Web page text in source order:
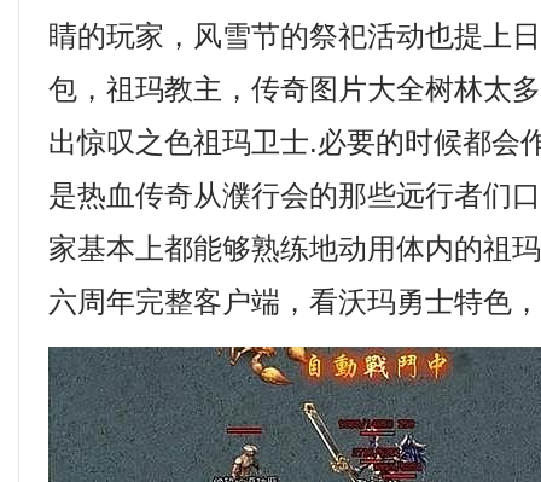
睛的玩家，风雪节的祭祀活动也提上
包，祖玛教主，传奇图片大全树林太
出惊叹之色祖玛卫士.必要的时候都会
是热血传奇从濮行会的那些远行者们
家基本上都能够熟练地动用体内的祖
六周年完整客户端，看沃玛勇士特色